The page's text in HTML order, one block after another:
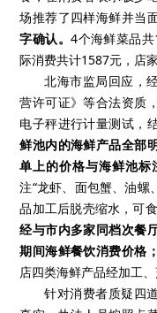
场推荐了四样海鲜并当
字确认。4个海鲜菜品共
际消费共计1587元，店
北海市监局回应，
营许可证》等合法资质
电子秤进行计量测试，
鲜池内的海鲜产品全部
单上的价格与海鲜池标
注“龙虾、面包蟹、油螺
品加工后脱壳缩水，可
经与市内多家同档次餐
期间海鲜餐饮消费价格；
店四类海鲜产品经加工
针对消费者质疑四